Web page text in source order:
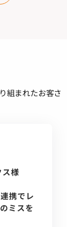
組まれたお客さ
様
携でレ
ミスを